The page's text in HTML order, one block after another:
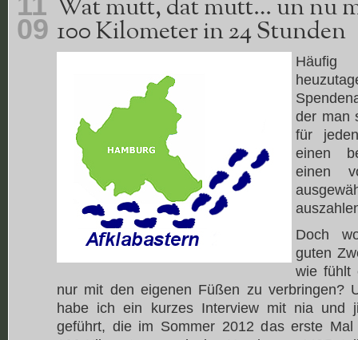
09
Wat mutt, dat mutt… un nu
100 Kilometer in 24 Stunden
der man
für
einen
einen
Doch
guten
wie fühlt
nur mit den eigenen Füßen zu verbringen?
habe ich ein kurzes Interview mit nia und
geführt, die im Sommer 2012 das erste Mal